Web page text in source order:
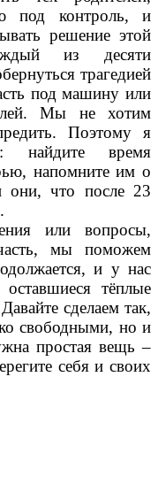
под контроль, и
решение этой
из десяти
трагедией
под машину или
Мы не хотим
Поэтому я
найдите время
напомните им о
они, что после 23
или вопросы,
мы поможем
и у нас
тёплые
сделаем так,
свободными, но и
простая вещь –
себя и своих